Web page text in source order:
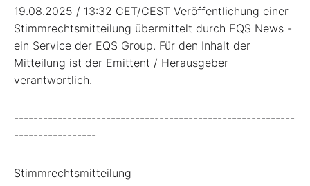
19.08.2025 / 13:32 CET/CEST Veröffentlichung einer
Stimmrechtsmitteilung übermittelt durch EQS News -
ein Service der EQS Group. Für den Inhalt der
Mitteilung ist der Emittent / Herausgeber
verantwortlich.
----------------------------------------------------------
-----------------
Stimmrechtsmitteilung